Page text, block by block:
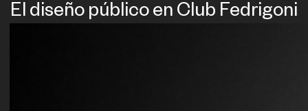
El diseño público en Club Fedrigoni